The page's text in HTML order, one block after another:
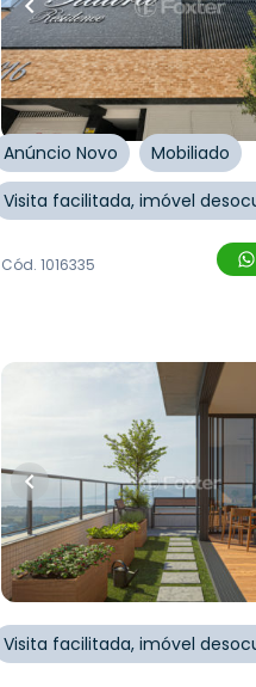
Apartamento
Rua Guilherme Gitman,
Capão da Canoa
Anúncio Novo
Mobiliado
Visita facilitada, imóvel
Cód. 1016335
1.282.500,00
quartos•
1vaga
Apartamento • Cascais
Rua Encantado,Zona Nova
Canoa
Visita facilitada, imóvel